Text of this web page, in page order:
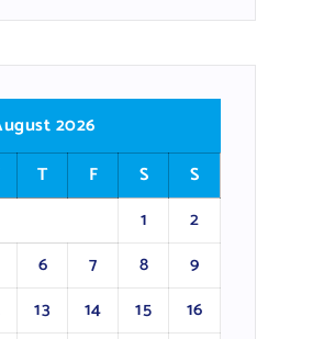
2026
T F S
S
1
2
6 7 8
9
13 14 15
16